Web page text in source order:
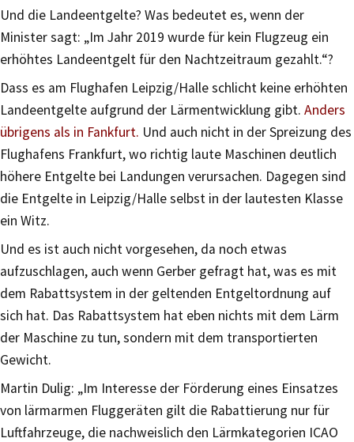
Und die Landeentgelte? Was bedeutet es, wenn der
Minister sagt: „Im Jahr 2019 wurde für kein Flugzeug ein
erhöhtes Landeentgelt für den Nachtzeitraum gezahlt.“?
Dass es am Flughafen Leipzig/Halle schlicht keine erhöhten
Landeentgelte aufgrund der Lärmentwicklung gibt. Anders
übrigens als in Fankfurt. Und auch nicht in der Spreizung des
Flughafens Frankfurt, wo richtig laute Maschinen deutlich
höhere Entgelte bei Landungen verursachen. Dagegen sind
die Entgelte in Leipzig/Halle selbst in der lautesten Klasse
ein Witz.
Und es ist auch nicht vorgesehen, da noch etwas
aufzuschlagen, auch wenn Gerber gefragt hat, was es mit
dem Rabattsystem in der geltenden Entgeltordnung auf
sich hat. Das Rabattsystem hat eben nichts mit dem Lärm
der Maschine zu tun, sondern mit dem transportierten
Gewicht.
Martin Dulig: „Im Interesse der Förderung eines Einsatzes
von lärmarmen Fluggeräten gilt die Rabattierung nur für
Luftfahrzeuge, die nachweislich den Lärmkategorien ICAO